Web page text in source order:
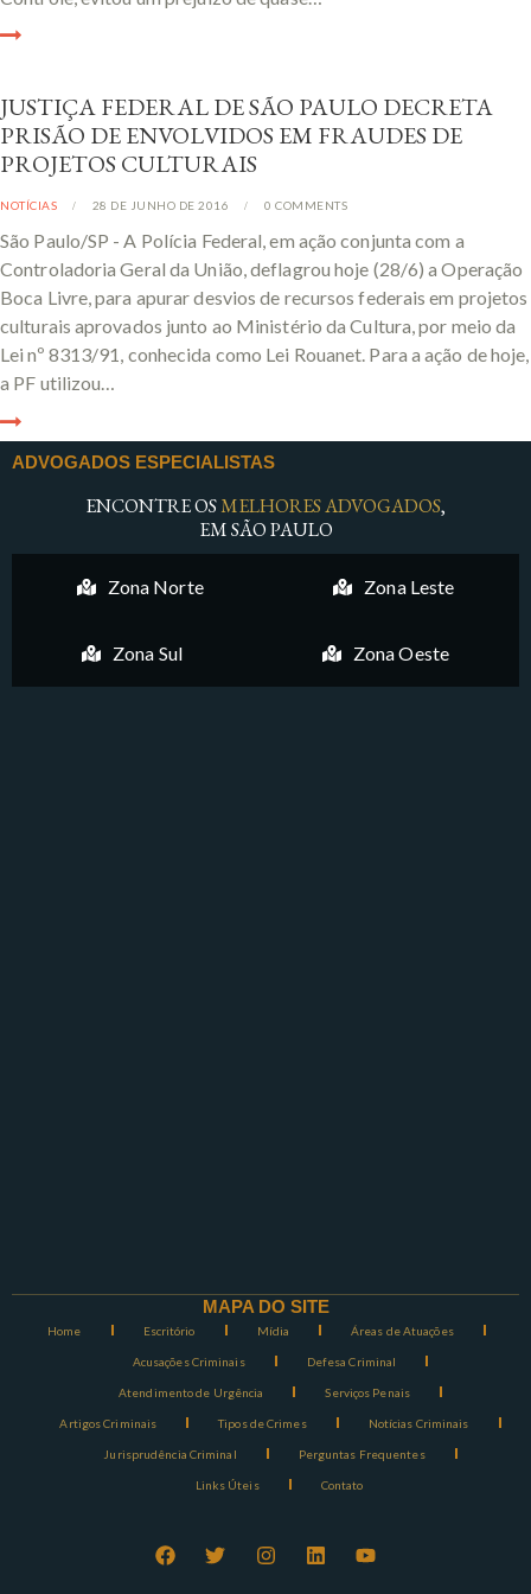
JUSTIÇA FEDERAL DE SÃO PAULO DECRETA
PRISÃO DE ENVOLVIDOS EM FRAUDES DE
PROJETOS CULTURAIS
NOTÍCIAS 28 DE JUNHO DE 2016 0 COMMENTS
São Paulo/SP - A Polícia Federal, em ação conjunta com a
Controladoria Geral da União, deflagrou hoje (28/6) a Operação
Boca Livre, para apurar desvios de recursos federais em projetos
culturais aprovados junto ao Ministério da Cultura, por meio da
Lei nº 8313/91, conhecida como Lei Rouanet. Para a ação de hoje,
a PF utilizou…
ADVOGADOS ESPECIALISTAS
ENCONTRE OSMELHORES ADVOGADOS,
EM SÃO PAULO
Zona Norte Zona Leste
Zona Sul Zona Oeste
MAPA DO SITE
Home Escritório Mídia Áreas de Atuações
Acusações Criminais Defesa Criminal
Atendimento de Urgência Serviços Penais
Artigos Criminais Tipos de Crimes Notícias Criminais
Jurisprudência Criminal Perguntas Frequentes
Links Úteis Contato